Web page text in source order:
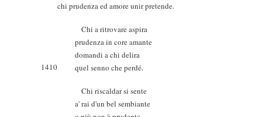
chi prudenza ed amore unir pretende.
Chi a ritrovare aspira
prudenza in core amante
domandi a chi delira
1410
quel senno che perdé.
Chi riscaldar si sente
a' rai d'un bel sembiante